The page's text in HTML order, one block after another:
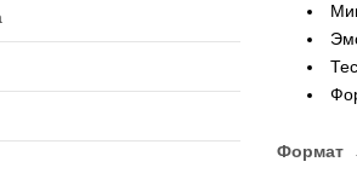
Формат